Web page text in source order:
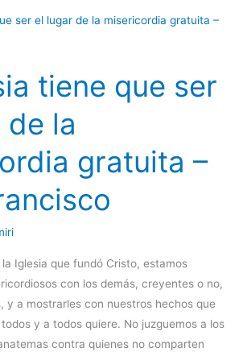
tiene que ser
la
gratuita –
Iglesia que fundó Cristo, estamos
con los demás, creyentes o no,
y a mostrarles con nuestros hechos que
y a todos quiere. No juzguemos a los
contra quienes no comparten